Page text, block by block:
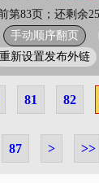
第83页；还剩余
手动顺序翻页
重新设置发布外链
81 82
87 > >>